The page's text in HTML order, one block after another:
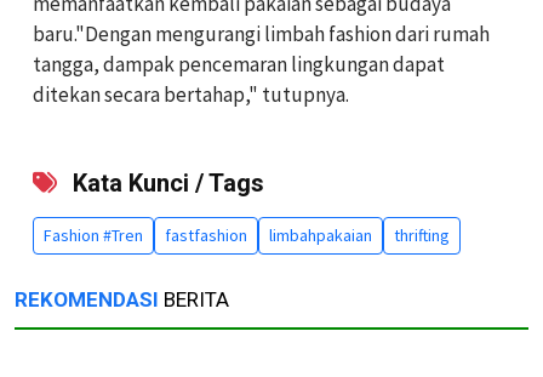
baru."Dengan mengurangi limbah fashion dari rumah
tangga, dampak pencemaran lingkungan dapat
ditekan secara bertahap," tutupnya.
Kata Kunci / Tags
Fashion #Tren fastfashion limbahpakaian thrifting
REKOMENDASI BERITA